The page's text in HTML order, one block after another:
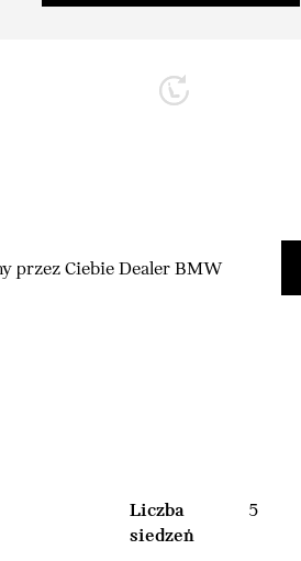
przez Ciebie Dealer BMW
Liczba
siedzeń
5